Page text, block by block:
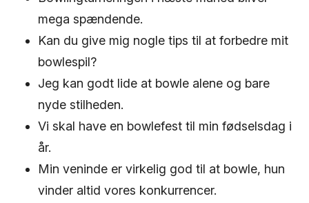
mega spændende.
Kan du give mig nogle tips til at forbedre mit
bowlespil?
Jeg kan godt lide at bowle alene og bare
nyde stilheden.
Vi skal have en bowlefest til min fødselsdag i
år.
Min veninde er virkelig god til at bowle, hun
vinder altid vores konkurrencer.